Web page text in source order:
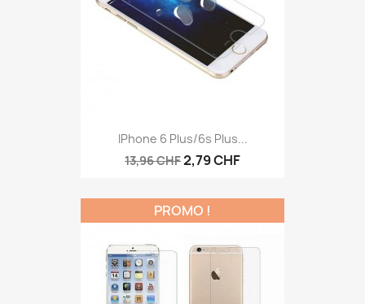
IPhone 6 Plus/6s Plus...
13,96 CHF2,79 CHF
PROMO !